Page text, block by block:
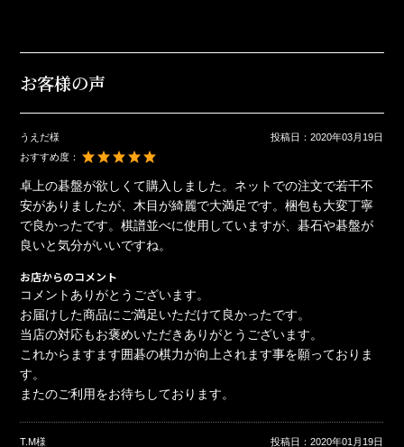
お客様の声
うえだ様 投稿日：2020年03月19日
おすすめ度：
卓上の碁盤が欲しくて購入しました。ネットでの注文で若干不
安がありましたが、木目が綺麗で大満足です。梱包も大変丁寧
で良かったです。棋譜並べに使用していますが、碁石や碁盤が
良いと気分がいいですね。
お店からのコメント
コメントありがとうございます。
お届けした商品にご満足いただけて良かったです。
当店の対応もお褒めいただきありがとうございます。
これからますます囲碁の棋力が向上されます事を願っておりま
す。
またのご利用をお待ちしております。
T.M様 投稿日：2020年01月19日